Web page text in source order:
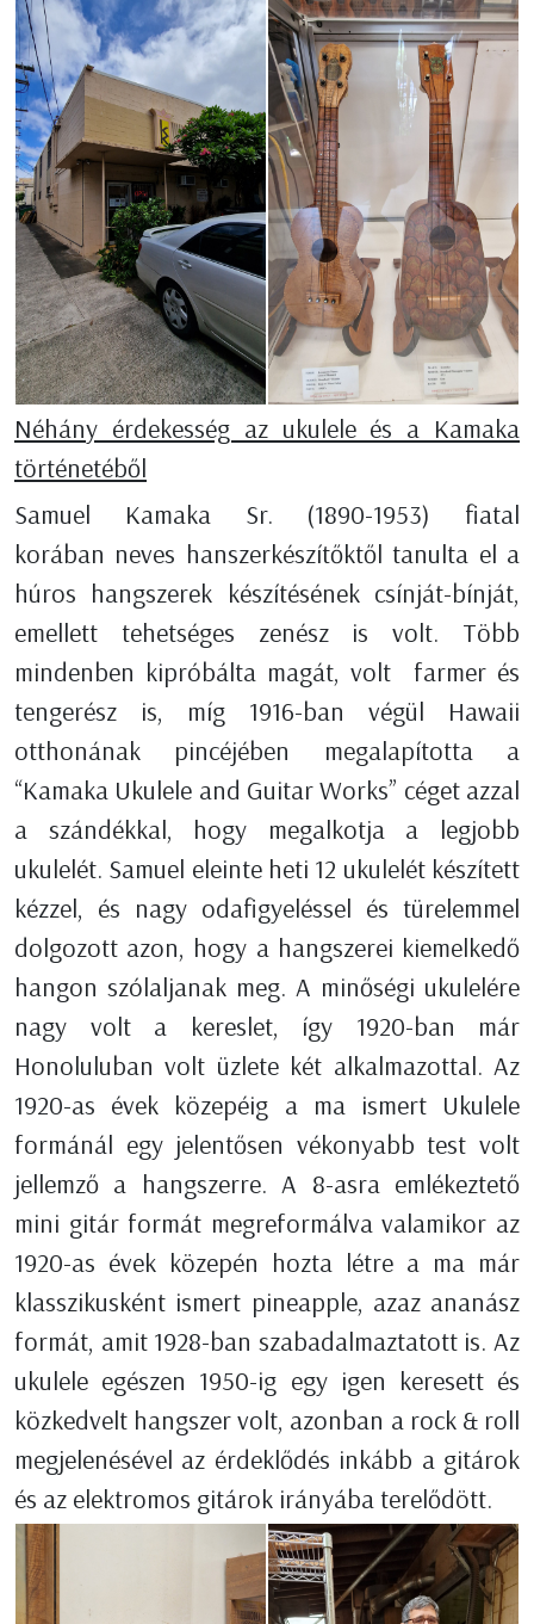
Néhány érdekesség az ukulele és a Kamaka
történetéből
Samuel Kamaka Sr. (1890-1953) fiatal
korában neves hanszerkészítőktől tanulta el a
húros hangszerek készítésének csínját-bínját,
emellett tehetséges zenész is volt. Több
mindenben kipróbálta magát, volt farmer és
tengerész is, míg 1916-ban végül Hawaii
otthonának pincéjében megalapította a
“Kamaka Ukulele and Guitar Works” céget azzal
a szándékkal, hogy megalkotja a legjobb
ukulelét. Samuel eleinte heti 12 ukulelét készített
kézzel, és nagy odafigyeléssel és türelemmel
dolgozott azon, hogy a hangszerei kiemelkedő
hangon szólaljanak meg. A minőségi ukulelére
nagy volt a kereslet, így 1920-ban már
Honoluluban volt üzlete két alkalmazottal. Az
1920-as évek közepéig a ma ismert Ukulele
formánál egy jelentősen vékonyabb test volt
jellemző a hangszerre. A 8-asra emlékeztető
mini gitár formát megreformálva valamikor az
1920-as évek közepén hozta létre a ma már
klasszikusként ismert pineapple, azaz ananász
formát, amit 1928-ban szabadalmaztatott is. Az
ukulele egészen 1950-ig egy igen keresett és
közkedvelt hangszer volt, azonban a rock & roll
megjelenésével az érdeklődés inkább a gitárok
és az elektromos gitárok irányába terelődött.